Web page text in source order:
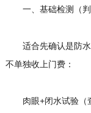
一、基础检测（判
适合先确认是防水
不单独收上门费：
肉眼+闭水试验（